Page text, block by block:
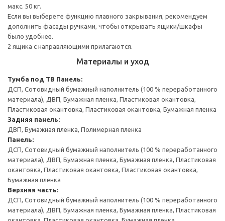
макс. 50 кг.
Если вы выберете функцию плавного закрывания, рекомендуем
дополнить фасады ручками, чтобы открывать ящики/шкафы
было удобнее.
2 ящика с направляющими прилагаются.
Материалы и уход
Тумба под ТВ Панель:
ДСП, Сотовидный бумажный наполнитель (100 % переработанного
материала), ДВП, Бумажная пленка, Пластиковая окантовка,
Пластиковая окантовка, Пластиковая окантовка, Бумажная пленка
Задняя панель:
ДВП, Бумажная пленка, Полимерная пленка
Панель:
ДСП, Сотовидный бумажный наполнитель (100 % переработанного
материала), ДВП, Бумажная пленка, Бумажная пленка, Пластиковая
окантовка, Пластиковая окантовка, Пластиковая окантовка,
Бумажная пленка
Верхняя часть:
ДСП, Сотовидный бумажный наполнитель (100 % переработанного
материала), ДВП, Бумажная пленка, Бумажная пленка, Пластиковая